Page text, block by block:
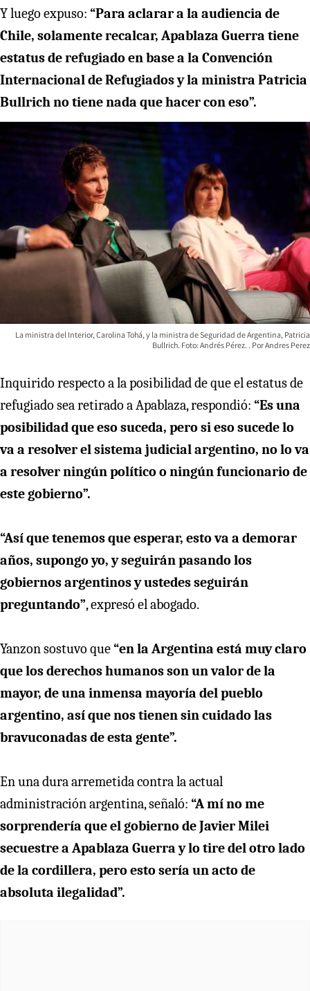
Y luego expuso: “Para aclarar a la audiencia de
Chile, solamente recalcar, Apablaza Guerra tiene
estatus de refugiado en base a la Convención
Internacional de Refugiados y la ministra Patricia
Bullrich no tiene nada que hacer con eso”.
La ministra del Interior, Carolina Tohá, y la ministra de Seguridad de Argentina, Patricia
Bullrich. Foto: Andrés Pérez.
Andres Perez
Inquirido respecto a la posibilidad de que el estatus de
refugiado sea retirado a Apablaza, respondió: “Es una
posibilidad que eso suceda, pero si eso sucede lo
va a resolver el sistema judicial argentino, no lo va
a resolver ningún político o ningún funcionario de
este gobierno”.
“Así que tenemos que esperar, esto va a demorar
años, supongo yo, y seguirán pasando los
gobiernos argentinos y ustedes seguirán
preguntando”, expresó el abogado.
Yanzon sostuvo que“en la Argentina está muy claro
que los derechos humanos son un valor de la
mayor, de una inmensa mayoría del pueblo
argentino, así que nos tienen sin cuidado las
bravuconadas de esta gente”.
En una dura arremetida contra la actual
administración argentina, señaló: “A mí no me
sorprendería que el gobierno de Javier Milei
secuestre a Apablaza Guerra y lo tire del otro lado
de la cordillera, pero esto sería un acto de
absoluta ilegalidad”.